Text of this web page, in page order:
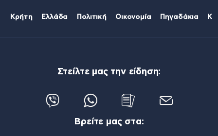
Κρήτη Ελλάδα Πολιτική Οικονομία Πηγαδάκια
Στείλτε μας την είδηση:
Βρείτε μας στα: